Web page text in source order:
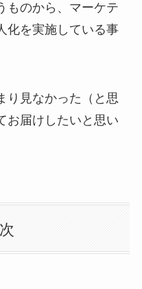
ものから、マーケテ
化を実施している事
り見なかった（と思
お届けしたいと思い